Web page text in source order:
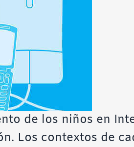
de los niños en
Los contextos de